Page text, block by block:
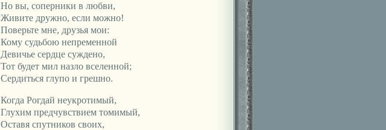
Но вы, соперники в любви,
Живите дружно, если можно!
Поверьте мне, друзья мои:
Кому судьбою непременной
Девичье сердце суждено,
Тот будет мил назло вселенной;
Сердиться глупо и грешно.
Когда Рогдай неукротимый,
Глухим предчувствием томимый,
Оставя спутников своих,